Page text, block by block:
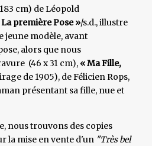
cm) de Léopold
La première Pose »/s.d., illustre
jeune modèle, avant
alors que nous
(46 x 31 cm), « Ma Fille,
de 1905), de Félicien Rops,
présentant sa fille, nue et
nous trouvons des copies
la mise en vente d'un "Très bel